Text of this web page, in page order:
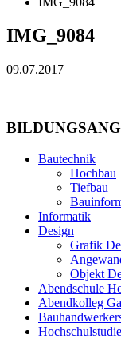
IMG_9084
09.07.2017
Bautechnik
Hochbau
Tiefbau
Informatik
Design
Grafik
Objekt
Abendschule
Abendkolleg